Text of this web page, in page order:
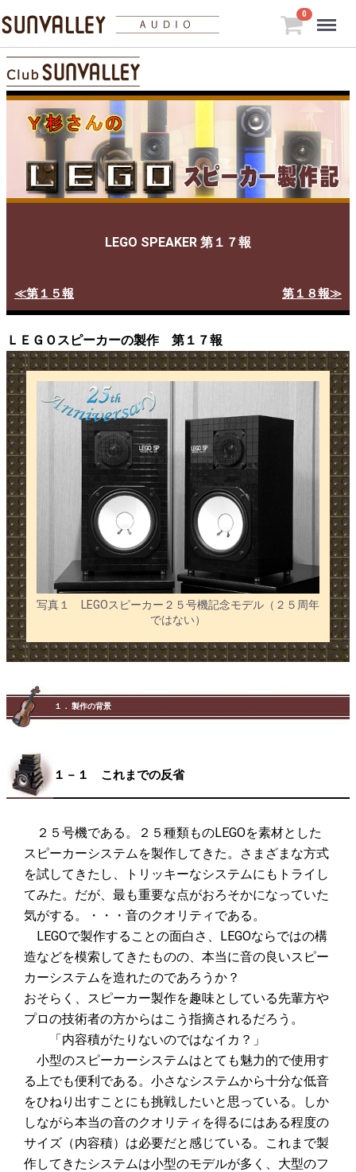
0
LEGO SPEAKER 第１７報
≪第１５報 第１８報≫
ＬＥＧＯスピーカーの製作 第１７報
写真１ LEGOスピーカー２５号機記念モデル（２５周年
ではない）
１． 製作の背景
１－１ これまでの反省
２５号機である。２５種類ものLEGOを素材とした
スピーカーシステムを製作してきた。さまざまな方式
を試してきたし、トリッキーなシステムにもトライし
てみた。だが、最も重要な点がおろそかになっていた
気がする。・・・音のクオリティである。
LEGOで製作することの面白さ、LEGOならではの構
造などを模索してきたものの、本当に音の良いスピー
カーシステムを造れたのであろうか？
おそらく、スピーカー製作を趣味としている先輩方や
プロの技術者の方からはこう指摘されるだろう。
「内容積がたりないのではなイカ？」
小型のスピーカーシステムはとても魅力的で使用す
る上でも便利である。小さなシステムから十分な低音
をひねり出すことにも挑戦したいと思っている。しか
しながら本当の音のクオリティを得るにはある程度の
サイズ（内容積）は必要だと感じている。これまで製
作してきたシステムは小型のモデルが多く、大型のフ